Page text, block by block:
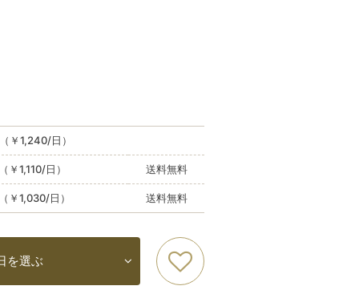
￥1,240/日）
1,110/日） 送料無料
￥1,030/日） 送料無料
を選ぶ